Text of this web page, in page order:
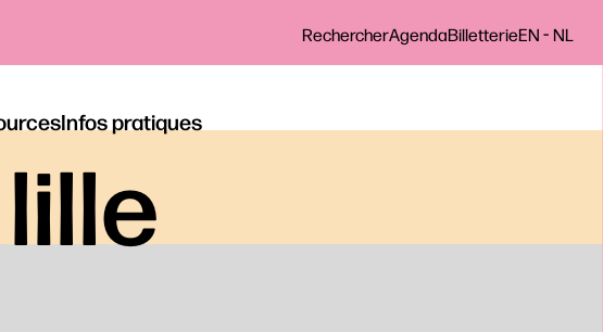
RechercherAgendaBilletterieEN-NL
Infos pratiques